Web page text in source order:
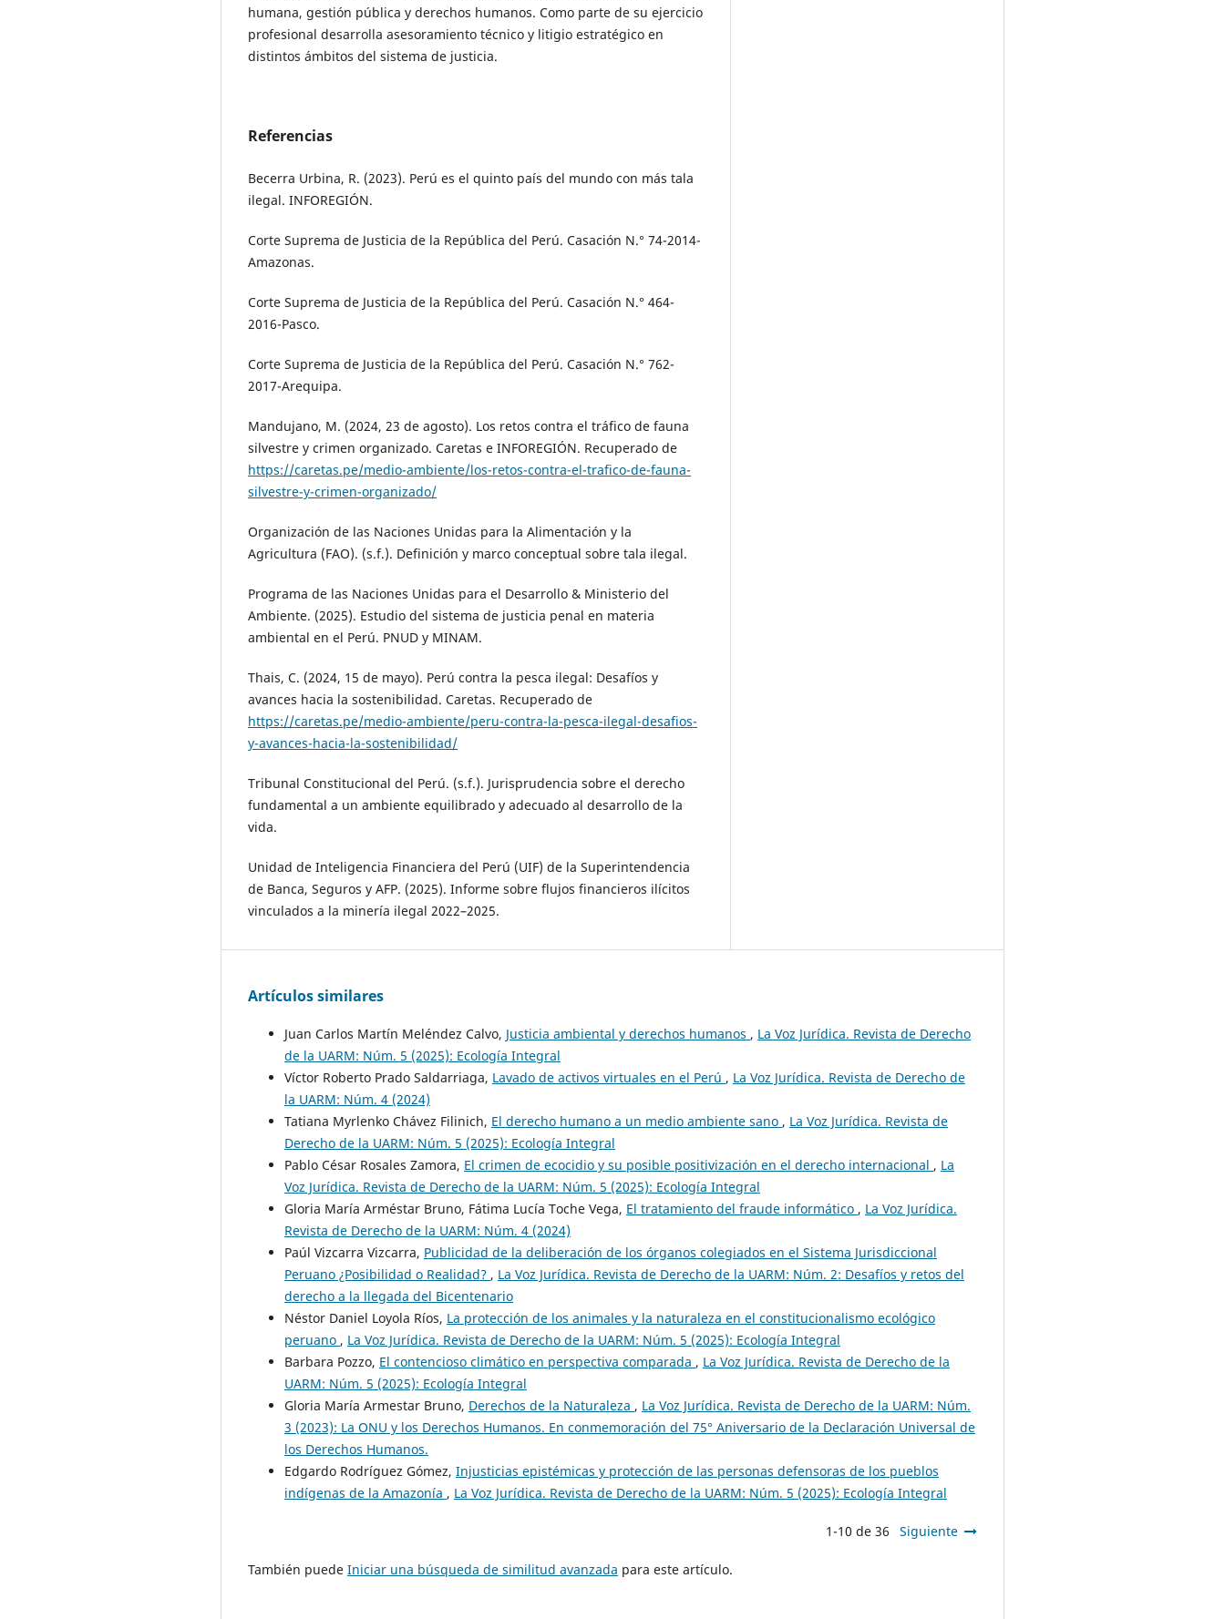
humana, gestión pública y derechos humanos. Como parte de su ejercicio
profesional desarrolla asesoramiento técnico y litigio estratégico en
distintos ámbitos del sistema de justicia.
Referencias
Becerra Urbina, R. (2023). Perú es el quinto país del mundo con más tala
ilegal. INFOREGIÓN.
Corte Suprema de Justicia de la República del Perú. Casación N.° 74-2014-
Amazonas.
Corte Suprema de Justicia de la República del Perú. Casación N.° 464-
2016-Pasco.
Corte Suprema de Justicia de la República del Perú. Casación N.° 762-
2017-Arequipa.
Mandujano, M. (2024, 23 de agosto). Los retos contra el tráfico de fauna
silvestre y crimen organizado. Caretas e INFOREGIÓN. Recuperado de
https://caretas.pe/medio-ambiente/los-retos-contra-el-trafico-de-fauna-
silvestre-y-crimen-organizado/
Organización de las Naciones Unidas para la Alimentación y la
Agricultura (FAO). (s.f.). Definición y marco conceptual sobre tala ilegal.
Programa de las Naciones Unidas para el Desarrollo & Ministerio del
Ambiente. (2025). Estudio del sistema de justicia penal en materia
ambiental en el Perú. PNUD y MINAM.
Thais, C. (2024, 15 de mayo). Perú contra la pesca ilegal: Desafíos y
avances hacia la sostenibilidad. Caretas. Recuperado de
https://caretas.pe/medio-ambiente/peru-contra-la-pesca-ilegal-desafios-
y-avances-hacia-la-sostenibilidad/
Tribunal Constitucional del Perú. (s.f.). Jurisprudencia sobre el derecho
fundamental a un ambiente equilibrado y adecuado al desarrollo de la
vida.
Unidad de Inteligencia Financiera del Perú (UIF) de la Superintendencia
de Banca, Seguros y AFP. (2025). Informe sobre flujos financieros ilícitos
vinculados a la minería ilegal 2022–2025.
Artículos similares
Juan Carlos Martín Meléndez Calvo, Justicia ambiental y derechos humanos , La Voz Jurídica. Revista de Derecho
de la UARM: Núm. 5 (2025): Ecología Integral
Víctor Roberto Prado Saldarriaga, Lavado de activos virtuales en el Perú , La Voz Jurídica. Revista de Derecho de
la UARM: Núm. 4 (2024)
Tatiana Myrlenko Chávez Filinich, El derecho humano a un medio ambiente sano , La Voz Jurídica. Revista de
Derecho de la UARM: Núm. 5 (2025): Ecología Integral
Pablo César Rosales Zamora, El crimen de ecocidio y su posible positivización en el derecho internacional , La
Voz Jurídica. Revista de Derecho de la UARM: Núm. 5 (2025): Ecología Integral
Gloria María Arméstar Bruno, Fátima Lucía Toche Vega, El tratamiento del fraude informático , La Voz Jurídica.
Revista de Derecho de la UARM: Núm. 4 (2024)
Paúl Vizcarra Vizcarra, Publicidad de la deliberación de los órganos colegiados en el Sistema Jurisdiccional
Peruano ¿Posibilidad o Realidad? , La Voz Jurídica. Revista de Derecho de la UARM: Núm. 2: Desafíos y retos del
derecho a la llegada del Bicentenario
Néstor Daniel Loyola Ríos, La protección de los animales y la naturaleza en el constitucionalismo ecológico
peruano , La Voz Jurídica. Revista de Derecho de la UARM: Núm. 5 (2025): Ecología Integral
Barbara Pozzo, El contencioso climático en perspectiva comparada , La Voz Jurídica. Revista de Derecho de la
UARM: Núm. 5 (2025): Ecología Integral
Gloria María Armestar Bruno, Derechos de la Naturaleza , La Voz Jurídica. Revista de Derecho de la UARM: Núm.
3 (2023): La ONU y los Derechos Humanos. En conmemoración del 75° Aniversario de la Declaración Universal de
los Derechos Humanos.
Edgardo Rodríguez Gómez, Injusticias epistémicas y protección de las personas defensoras de los pueblos
indígenas de la Amazonía , La Voz Jurídica. Revista de Derecho de la UARM: Núm. 5 (2025): Ecología Integral
1-10 de 36 Siguiente
También puede Iniciar una búsqueda de similitud avanzada para este artículo.